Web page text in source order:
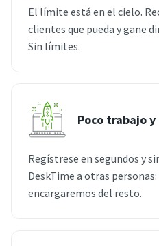
El límite está en el cielo.
clientes que pueda y gane
Sin límites.
Poco trabajo
Regístrese en segundos y
DeskTime a otras
encargaremos del resto.